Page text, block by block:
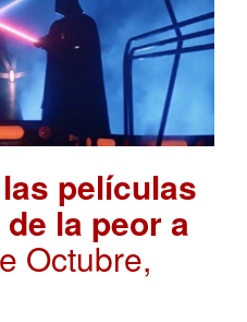
películas
la peor a
Octubre,